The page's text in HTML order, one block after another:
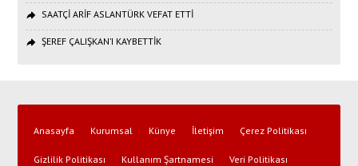
SAATÇİ ARİF ASLANTÜRK VEFAT ETTİ
ŞEREF ÇALIŞKAN’I KAYBETTİK
Anasayfa Kurumsal Künye İletişim Çerez Politikası
Gizlilik Politikası Kullanım Şartnamesi Veri Politikası